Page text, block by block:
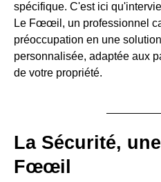
spécifique. C'est ici
Le Fœœil, un professionnel
préoccupation en une
personnalisée, adaptée aux
de votre propriété.
La Sécurité,
Fœœil